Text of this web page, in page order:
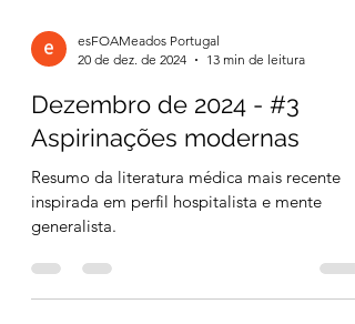
esFOAMeados Portugal
Dezembro de 2024 - #3
Aspirinações modernas
Resumo da literatura médica mais recente
inspirada em perfil hospitalista e mente